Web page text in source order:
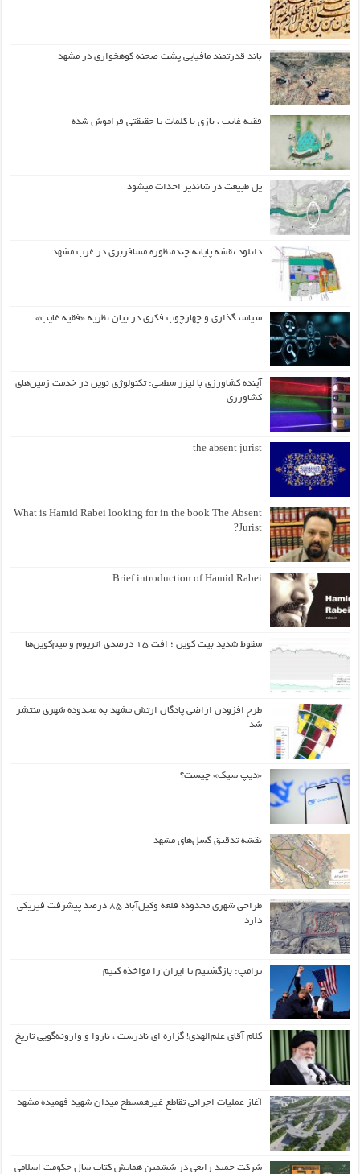
باند قدرتمند مافیایی پشت صحنه کوهخواری در مشهد
فقیه غایب ، بازی با کلمات یا حقیقتی فراموش شده
پل طبیعت در شاندیز احداث میشود
دانلود نقشه پایانه چندمنظوره مسافربری در غرب مشهد
سیاستگذاری و چهارچوب فکری در بیان نظریه «فقیه غایب»
آینده کشاورزی با لیزر سطحی: تکنولوژی نوین در خدمت زمین‌های
کشاورزی
the absent jurist
What is Hamid Rabei looking for in the book The Absent
Jurist?
Brief introduction of Hamid Rabei
سقوط شدید بیت کوین ؛ افت ۱۵ درصدی اتریوم و میم‌کوین‌ها
طرح افزودن اراضی پادگان ارتش مشهد به محدوده شهری منتشر
شد
«دیپ سیک» چیست؟
نقشه تدقیق گسل‌های مشهد
طراحی شهری محدوده قلعه وکیل‌آباد ۸۵ درصد پیشرفت فیزیکی
دارد
ترامپ: بازگشتیم تا ایران را مواخذه کنیم
کلام آقای علم‌الهدی! گزاره ای نادرست ، ناروا و وارونه‌گویی تاریخ
آغاز عملیات اجرائی تقاطع غیرهمسطح میدان شهید فهمیده مشهد
شرکت حمید رابعی در ششمین همایش کتاب سال حکومت اسلامی